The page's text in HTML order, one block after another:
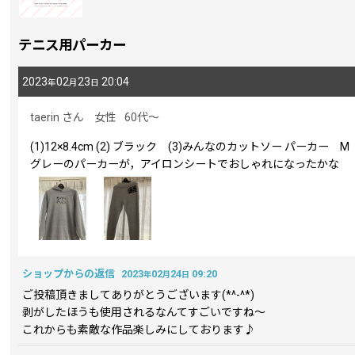
星の数:
性別:
並び順:
テニス用パーカー
2023年02月 23 日 20:04
taerin さん 女性 60代～
(1)12×8.4cm (2) ブラック (3)みんなのカットソー パーカー M
グレーのパーカーが，アイロンシートでおしゃれになったかな
ショップからの返信 2023年02月 24 日 09:20
ご投稿頂きましてありがとうございます(*^-^*)
剥がしたほうも使用されるなんてすごいですね～
これからも素敵な作品楽しみにしております♪